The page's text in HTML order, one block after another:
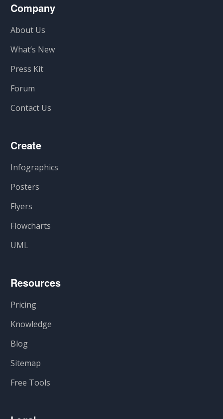
Company
About Us
What’s New
Press Kit
Forum
Contact Us
Create
Infographics
Posters
Flyers
Flowcharts
UML
Resources
Pricing
Knowledge
Blog
Sitemap
Free Tools